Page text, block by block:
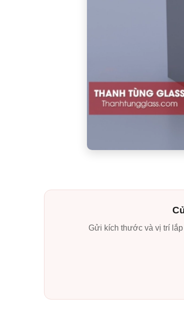
Gửi kích thước và vị trí